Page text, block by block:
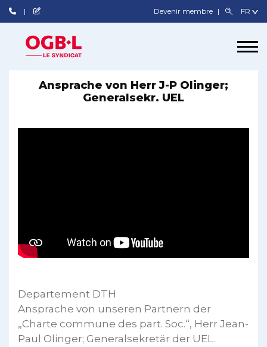
Devenir membre
Ansprache von Herr J-P Olinger;
Generalsekr. UEL
Departement DTH
Ansprache von unseren Partnern der
„Charte commune des part. Soc.“, Herr Jean-
Paul Olinger; Generalsekretär der UEL.